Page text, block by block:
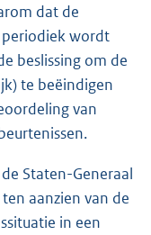
dat de
wordt
beslissing om de
te beëindigen
van
Staten-Generaal
aanzien van de
in een